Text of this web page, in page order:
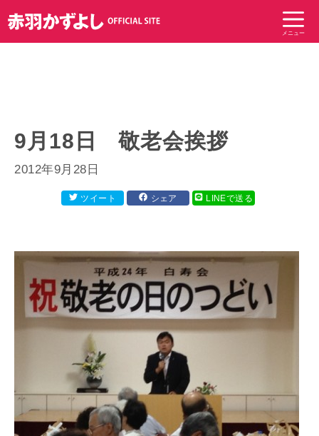
ン
テ
メニュー
9月18日 敬老会挨拶
2012年9月28日
ツイート シェア LINEで送る